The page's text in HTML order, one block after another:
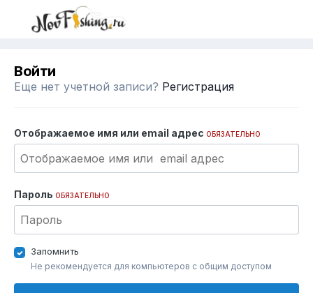
Войти
Еще нет учетной записи? Регистрация
Отображаемое имя или email адрес ОБЯЗАТЕЛЬНО
Пароль ОБЯЗАТЕЛЬНО
Запомнить
Не рекомендуется для компьютеров с общим доступом